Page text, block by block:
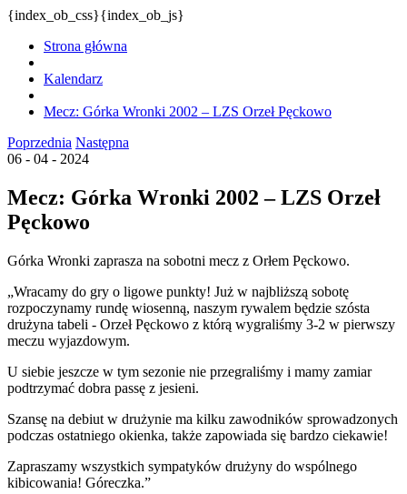
{index_ob_css}{index_ob_js}
Strona główna
Kalendarz
Mecz: Górka Wronki 2002 – LZS Orzeł Pęckowo
Poprzednia Następna
06 - 04 - 2024
Mecz: Górka Wronki 2002 – LZS Orzeł
Pęckowo
Górka Wronki zaprasza na sobotni mecz z Orłem Pęckowo.
„Wracamy do gry o ligowe punkty! Już w najbliższą sobotę
rozpoczynamy rundę wiosenną, naszym rywalem będzie szósta
drużyna tabeli - Orzeł Pęckowo z którą wygraliśmy 3-2 w pierwszy
meczu wyjazdowym.
U siebie jeszcze w tym sezonie nie przegraliśmy i mamy zamiar
podtrzymać dobra passę z jesieni.
Szansę na debiut w drużynie ma kilku zawodników sprowadzonych
podczas ostatniego okienka, także zapowiada się bardzo ciekawie!
Zapraszamy wszystkich sympatyków drużyny do wspólnego
kibicowania! Góreczka.”